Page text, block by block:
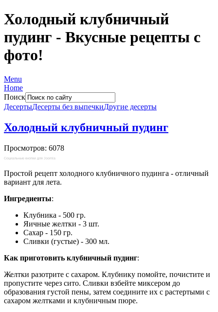
Холодный клубничный
пудинг - Вкусные рецепты с
фото!
Menu
Home
Поиск
ДесертыДесерты без выпечкиДругие десерты
Холодный клубничный пудинг
Просмотров: 6078
Социальные кнопки для Joomla
Простой рецепт холодного клубничного пудинга - отличный
вариант для лета.
Ингредиенты:
Клубника - 500 гр.
Яичные желтки - 3 шт.
Сахар - 150 гр.
Сливки (густые) - 300 мл.
Как приготовить клубничный пудинг:
Желтки разотрите с сахаром. Клубнику помойте, почистите и
пропустите через сито. Сливки взбейте миксером до
образования густой пены, затем соедините их с растертыми с
сахаром желтками и клубничным пюре.